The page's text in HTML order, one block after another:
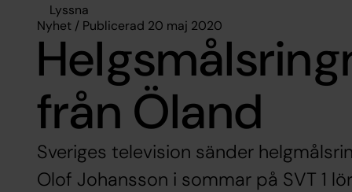
Lyssna
Nyhet / Publicerad 20 maj 2020
från Öland
Sveriges television sänder
Olof Johansson i sommar på SVT 1